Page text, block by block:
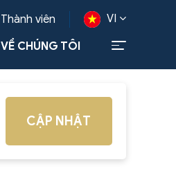
Thành viên VI
VỀ CHÚNG TÔI
CẬP NHẬT